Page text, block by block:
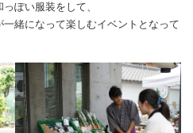
ぽい服装をして、
緒になって楽しむイベントとなって